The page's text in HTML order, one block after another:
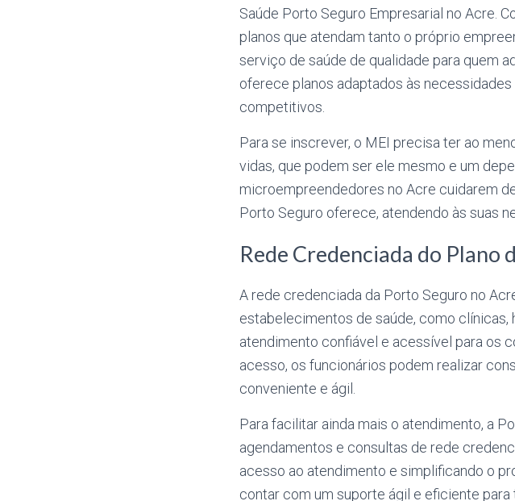
Saúde Porto Seguro Empresarial no Acre.
planos que atendam tanto o próprio
serviço de saúde de qualidade para quem
oferece planos adaptados às
competitivos.
Para se inscrever, o MEI precisa ter ao
vidas, que podem ser ele mesmo e um
microempreendedores no Acre cuidarem
Porto Seguro oferece, atendendo às suas
Rede Credenciada do Plano
A rede credenciada da Porto Seguro no
estabelecimentos de saúde, como
atendimento confiável e acessível para os
acesso, os funcionários podem realizar
conveniente e ágil.
Para facilitar ainda mais o atendimento, a
agendamentos e consultas de rede
acesso ao atendimento e simplificando o
contar com um suporte ágil e eficiente